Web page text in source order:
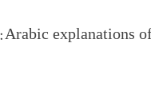
Arabic explanations